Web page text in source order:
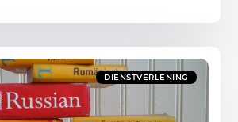
DIENSTVERLENING